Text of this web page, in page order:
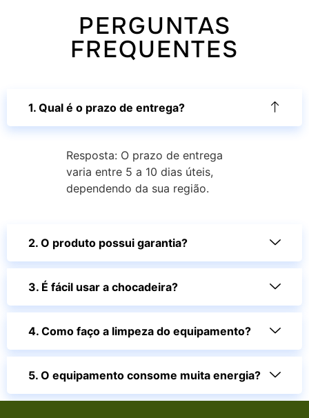
PERGUNTAS
FREQUENTES
1. Qual é o prazo de entrega?
Resposta: O prazo de entrega
varia entre 5 a 10 dias úteis,
dependendo da sua região.
2. O produto possui garantia?
3. É fácil usar a chocadeira?
4. Como faço a limpeza do equipamento?
5. O equipamento consome muita energia?